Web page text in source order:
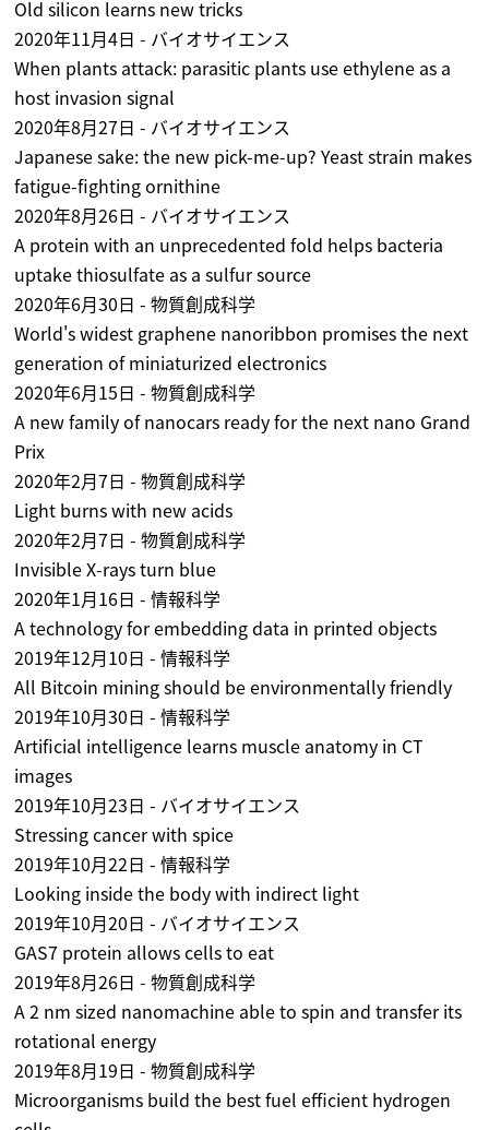
Old silicon learns new tricks
2020年11月4日 - バイオサイエンス
When plants attack: parasitic plants use ethylene as a
host invasion signal
2020年8月27日 - バイオサイエンス
Japanese sake: the new pick-me-up? Yeast strain makes
fatigue-fighting ornithine
2020年8月26日 - バイオサイエンス
A protein with an unprecedented fold helps bacteria
uptake thiosulfate as a sulfur source
2020年6月30日 - 物質創成科学
World's widest graphene nanoribbon promises the next
generation of miniaturized electronics
2020年6月15日 - 物質創成科学
A new family of nanocars ready for the next nano Grand
Prix
2020年2月7日 - 物質創成科学
Light burns with new acids
2020年2月7日 - 物質創成科学
Invisible X-rays turn blue
2020年1月16日 - 情報科学
A technology for embedding data in printed objects
2019年12月10日 - 情報科学
All Bitcoin mining should be environmentally friendly
2019年10月30日 - 情報科学
Artificial intelligence learns muscle anatomy in CT
images
2019年10月23日 - バイオサイエンス
Stressing cancer with spice
2019年10月22日 - 情報科学
Looking inside the body with indirect light
2019年10月20日 - バイオサイエンス
GAS7 protein allows cells to eat
2019年8月26日 - 物質創成科学
A 2 nm sized nanomachine able to spin and transfer its
rotational energy
2019年8月19日 - 物質創成科学
Microorganisms build the best fuel efficient hydrogen